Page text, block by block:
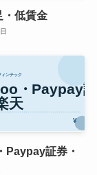
・低賃金
Paypay証券・